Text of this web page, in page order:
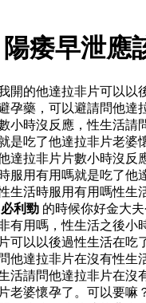
痿早泄應
開的他達拉非片可以
孕藥，可以避請問他
小時沒反應，性生活
是吃了他達拉非片老婆
達拉非片片數小時沒
服用有用嗎就是吃了
生活時服用有用嗎性
必利勁 的時候你好金大
有用嗎，性生活之後
可以以後過性生活在
他達拉非片在沒有性
活請問他達拉非片在
老婆懷孕了。可以要